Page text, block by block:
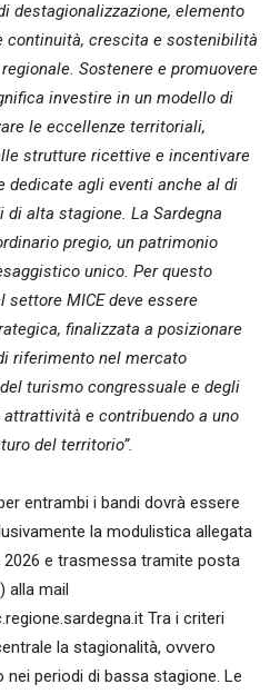
destagionalizzazione, elemento
continuità, crescita e sostenibilità
Sostenere e promuovere
investire in un modello di
le eccellenze territoriali,
strutture ricettive e incentivare
dedicate agli eventi anche al di
di alta stagione. La Sardegna
pregio, un patrimonio
unico. Per questo
MICE deve essere
finalizzata a posizionare
riferimento nel mercato
turismo congressuale e degli
e contribuendo a uno
del territorio”.
entrambi i bandi dovrà essere
la modulistica allegata
2026 e trasmessa tramite posta
alla mail
Tra i criteri
la stagionalità, ovvero
nei periodi di bassa stagione. Le